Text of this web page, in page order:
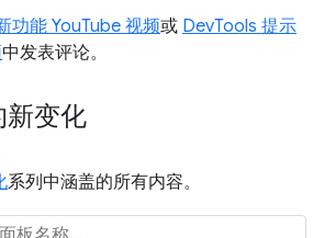
功能 YouTube 视频或 DevTools 提示
中发表评论。
新变化
系列中涵盖的所有内容。